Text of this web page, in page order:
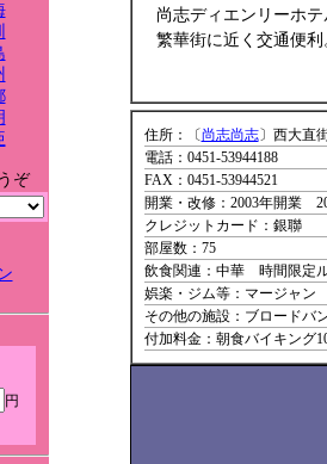
ぞ
円
尚志ディエンリーホ
繁華街に近く交通便利
住所：〔尚志尚志〕西大直
電話：0451-53944188
FAX：0451-53944521
開業・改修：2003年開業
クレジットカード：銀聯
部屋数：75
飲食関連：中華 時間限定
娯楽・ジム等：マージャン
その他の施設：ブロード
付加料金：朝食バイキング